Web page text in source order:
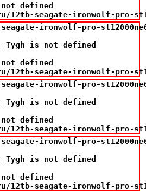
defined
12tb-seagate-ironwolf-pro-
ironwolf-pro-
Tygh is not defined
defined
12tb-seagate-ironwolf-pro-
ironwolf-pro-
Tygh is not defined
defined
12tb-seagate-ironwolf-pro-
ironwolf-pro-
Tygh is not defined
defined
12tb-seagate-ironwolf-pro-